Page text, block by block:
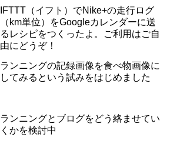
IFTTT（イフト）でNike+の走行ログ
（km単位）をGoogleカレンダーに送
るレシピをつくったよ。ご利用はご自
由にどうぞ！
ランニングの記録画像を食べ物画像に
してみるという試みをはじめました
ランニングとブログをどう絡ませてい
くかを検討中